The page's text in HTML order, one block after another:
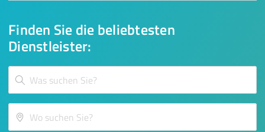
Finden Sie die beliebtesten
Dienstleister: